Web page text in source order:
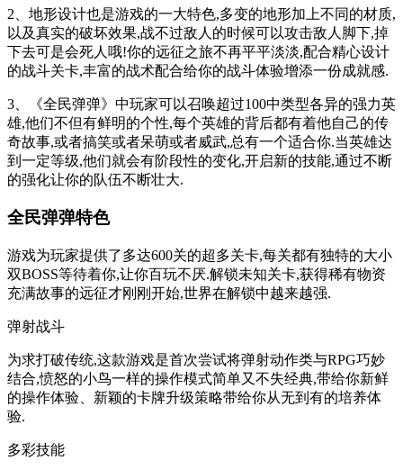
2、地形设计也是游戏的一大特色,多变的地形加上不同的材质,
以及真实的破坏效果,战不过敌人的时候可以攻击敌人脚下,掉
下去可是会死人哦!你的远征之旅不再平平淡淡,配合精心设计
的战斗关卡,丰富的战术配合给你的战斗体验增添一份成就感.
3、《全民弹弹》中玩家可以召唤超过100中类型各异的强力英
雄,他们不但有鲜明的个性,每个英雄的背后都有着他自己的传
奇故事,或者搞笑或者呆萌或者威武,总有一个适合你.当英雄达
到一定等级,他们就会有阶段性的变化,开启新的技能,通过不断
的强化让你的队伍不断壮大.
全民弹弹特色
游戏为玩家提供了多达600关的超多关卡,每关都有独特的大小
双BOSS等待着你,让你百玩不厌.解锁未知关卡,获得稀有物资
充满故事的远征才刚刚开始,世界在解锁中越来越强.
弹射战斗
为求打破传统,这款游戏是首次尝试将弹射动作类与RPG巧妙
结合,愤怒的小鸟一样的操作模式简单又不失经典,带给你新鲜
的操作体验、新颖的卡牌升级策略带给你从无到有的培养体
验.
多彩技能